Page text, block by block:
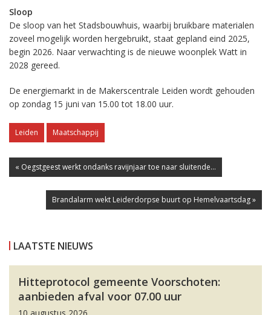
Sloop
De sloop van het Stadsbouwhuis, waarbij bruikbare materialen
zoveel mogelijk worden hergebruikt, staat gepland eind 2025,
begin 2026. Naar verwachting is de nieuwe woonplek Watt in
2028 gereed.
De energiemarkt in de Makerscentrale Leiden wordt gehouden
op zondag 15 juni van 15.00 tot 18.00 uur.
Leiden Maatschappij
« Oegstgeest werkt ondanks ravijnjaar toe naar sluitende...
Brandalarm wekt Leiderdorpse buurt op Hemelvaartsdag »
LAATSTE NIEUWS
Hitteprotocol gemeente Voorschoten:
aanbieden afval voor 07.00 uur